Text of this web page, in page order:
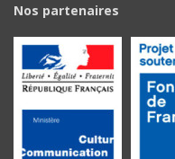
Nos partenaires